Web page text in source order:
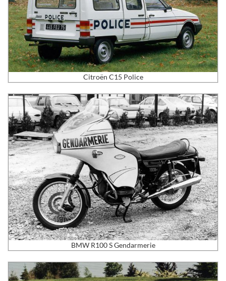
Citroën C15 Police
BMW R100 S Gendarmerie